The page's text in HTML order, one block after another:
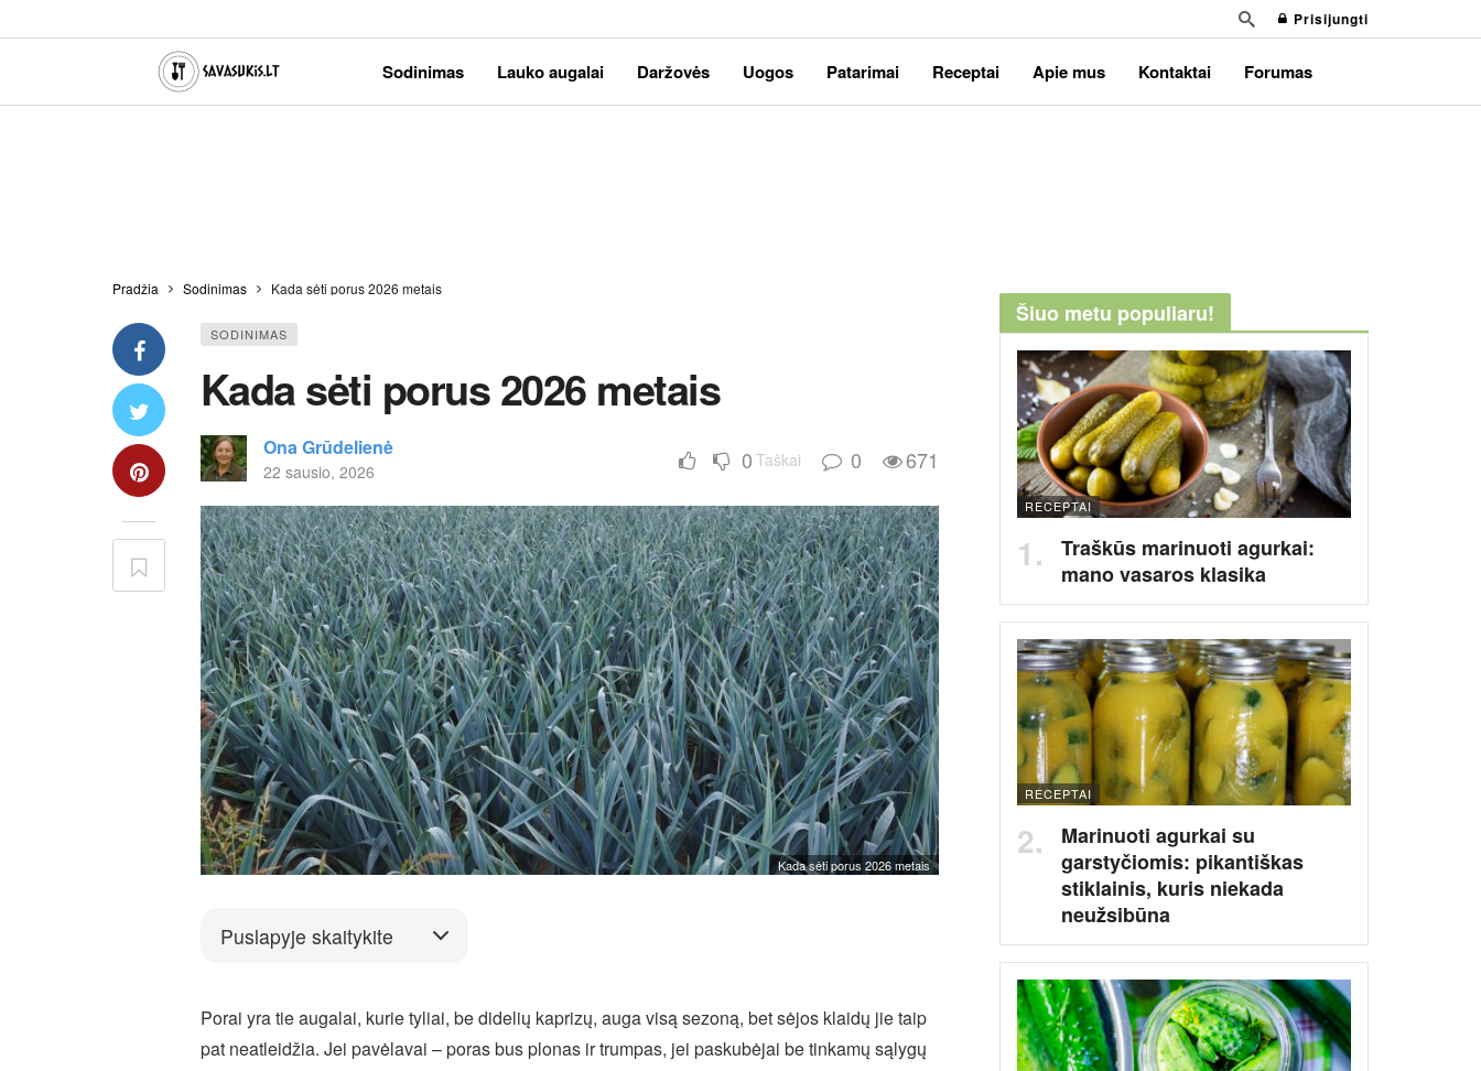
Prisijungti
Sodinimas Lauko augalai Daržovės Uogos Patarimai Receptai Apie mus Kontaktai Forumas
Pradžia Sodinimas Kada sėti porus 2026 metais
SODINIMAS
Kada sėti porus 2026 metais
Ona Grūdelienė
22 sausio, 2026 0 Taškai 0 671
Kada sėti porus 2026 metais
Puslapyje skaitykite
Porai yra tie augalai, kurie tyliai, be didelių kaprizų, auga visą sezoną, bet sėjos klaidų jie taip
pat neatleidžia. Jei pavėlavai – poras bus plonas ir trumpas, jei paskubėjai be tinkamų sąlygų
Šiuo metu populiaru!
RECEPTAI
Traškūs marinuoti agurkai:
mano vasaros klasika
RECEPTAI
Marinuoti agurkai su
garstyčiomis: pikantiškas
stiklainis, kuris niekada
neužsibūna